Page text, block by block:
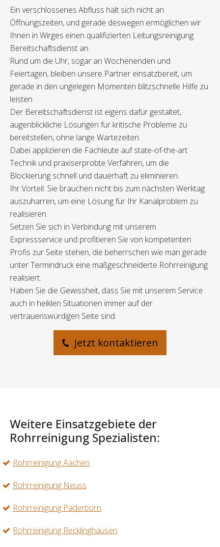
Ein verschlossenes Abfluss hält sich nicht an
Öffnungszeiten, und gerade deswegen ermöglichen wir
Ihnen in Wirges einen qualifizierten Leitungsreinigung
Bereitschaftsdienst an.
Rund um die Uhr, sogar an Wochenenden und
Feiertagen, bleiben unsere Partner einsatzbereit, um
gerade in den ungelegen Momenten blitzschnelle Hilfe zu
leisten.
Der Bereitschaftsdienst ist eigens dafür gestaltet,
augenblickliche Lösungen für kritische Probleme zu
bereitstellen, ohne lange Wartezeiten.
Dabei applizieren die Fachleute auf state-of-the-art
Technik und praxiserprobte Verfahren, um die
Blockierung schnell und dauerhaft zu eliminieren.
Ihr Vorteil: Sie brauchen nicht bis zum nächsten Werktag
auszuharren, um eine Lösung für Ihr Kanalproblem zu
realisieren.
Setzen Sie sich in Verbindung mit unserem
Expressservice und profitieren Sie von kompetenten
Profis zur Seite stehen, die beherrschen wie man gerade
unter Termindruck eine maßgeschneiderte Rohrreinigung
realisiert.
Haben Sie die Gewissheit, dass Sie mit unserem Service
auch in heiklen Situationen immer auf der
vertrauenswürdigen Seite sind.
Jetzt kontaktieren
Weitere Einsatzgebiete der
Rohrreinigung Spezialisten:
Rohrreinigung Aachen
Rohrreinigung Neuss
Rohrreinigung Paderborn
Rohrreinigung Recklinghausen